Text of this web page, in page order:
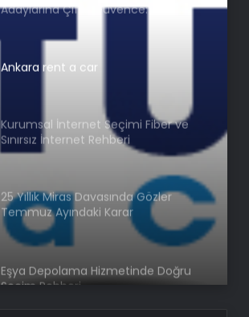
Adaylarına Çifte Güvence: Sabit
Ankara rent a car
Kurumsal İnternet Seçimi Fiber ve
Sınırsız İnternet Rehberi
25 Yıllık Miras Davasında Gözler
Temmuz Ayındaki Karar
Duruşmasına Çevrildi
Eşya Depolama Hizmetinde Doğru
Seçim Rehberi